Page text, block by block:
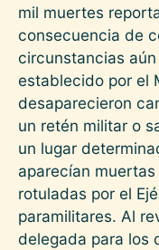
mil muertes
consecuencia de
circunstancias
establecido por el
desaparecieron
un retén militar o
un lugar
aparecían
rotuladas por el
paramilitares. Al
delegada para los